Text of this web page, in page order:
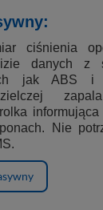
régiek ID-jára.
adatokat.
az ID-kat.
teszi
ciśnienia
danych z
jak ABS i
Nie